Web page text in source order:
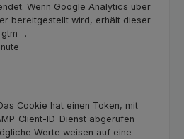
Wenn Google Analytics über
bereitgestellt wird, erhält dieser
.
Cookie hat einen Token, mit
Client-ID-Dienst abgerufen
Werte weisen auf eine